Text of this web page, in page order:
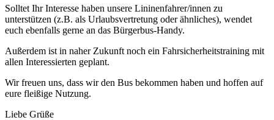
Solltet Ihr Interesse haben unsere Lininenfahrer/innen zu
unterstützen (z.B. als Urlaubsvertretung oder ähnliches), wendet
euch ebenfalls gerne an das Bürgerbus-Handy.
Außerdem ist in naher Zukunft noch ein Fahrsicherheitstraining mit
allen Interessierten geplant.
Wir freuen uns, dass wir den Bus bekommen haben und hoffen auf
eure fleißige Nutzung.
Liebe Grüße